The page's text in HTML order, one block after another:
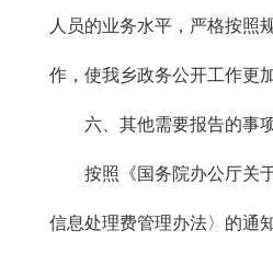
人员的业务水平，严格按照
作，使我乡政务公开工作更
六、其他需要报告的事
按照《国务院办公厅关
信息处理费管理办法〉的通